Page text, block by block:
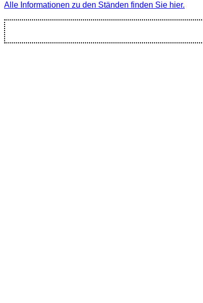
Alle Informationen zu den Ständen finden Sie hier.